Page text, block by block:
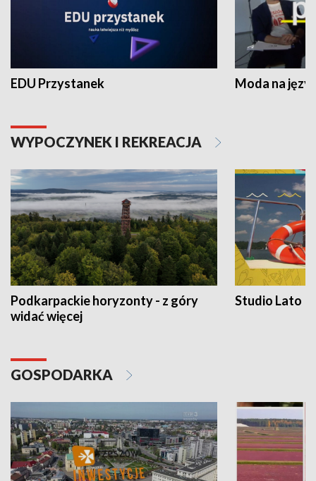
EDU Przystanek Moda na
WYPOCZYNEK I REKREACJA
Podkarpackie horyzonty - z góry
widać więcej
Studio Lato
GOSPODARKA